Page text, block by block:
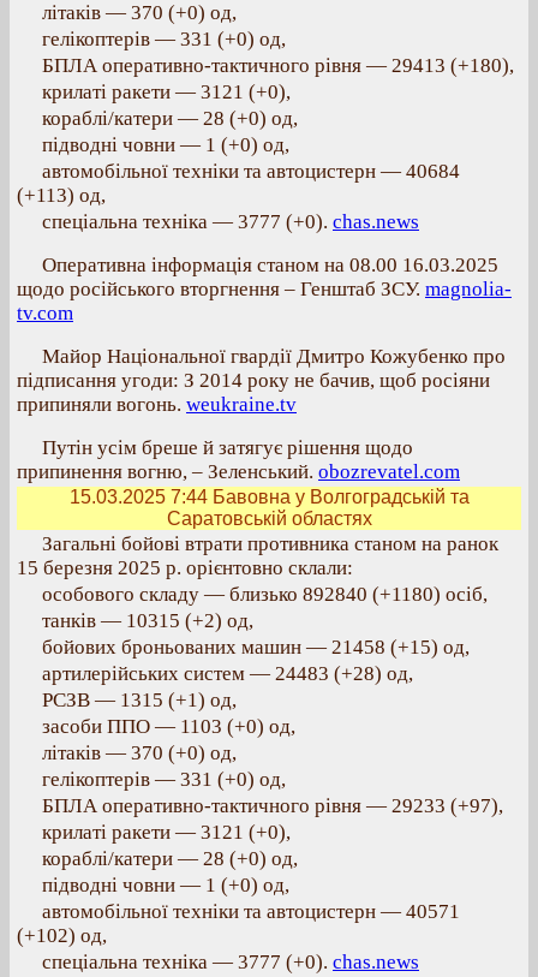
літаків — 370 (+0) од,
гелікоптерів — 331 (+0) од,
БПЛА оперативно-тактичного рівня — 29413 (+180),
крилаті ракети — 3121 (+0),
кораблі/катери — 28 (+0) од,
підводні човни — 1 (+0) од,
автомобільної техніки та автоцистерн — 40684
(+113) од,
спеціальна техніка — 3777 (+0). chas.news
Оперативна інформація станом на 08.00 16.03.2025
щодо російського вторгнення – Генштаб ЗСУ. magnolia-
tv.com
Майор Національної гвардії Дмитро Кожубенко про
підписання угоди: З 2014 року не бачив, щоб росіяни
припиняли вогонь. weukraine.tv
Путін усім бреше й затягує рішення щодо
припинення вогню, – Зеленський. obozrevatel.com
15.03.2025 7:44Бавовна у Волгоградській та
Саратовській областях
Загальні бойові втрати противника станом на ранок
15 березня 2025 р. орієнтовно склали:
особового складу — близько 892840 (+1180) осіб,
танків — 10315 (+2) од,
бойових броньованих машин — 21458 (+15) од,
артилерійських систем — 24483 (+28) од,
РСЗВ — 1315 (+1) од,
засоби ППО — 1103 (+0) од,
літаків — 370 (+0) од,
гелікоптерів — 331 (+0) од,
БПЛА оперативно-тактичного рівня — 29233 (+97),
крилаті ракети — 3121 (+0),
кораблі/катери — 28 (+0) од,
підводні човни — 1 (+0) од,
автомобільної техніки та автоцистерн — 40571
(+102) од,
спеціальна техніка — 3777 (+0). chas.news